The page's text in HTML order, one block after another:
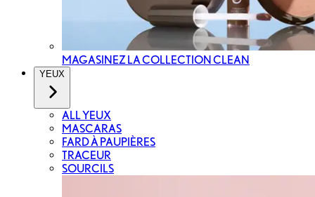
MAGASINEZ LA COLLECTION CLEAN
YEUX
ALL YEUX
MASCARAS
FARD À PAUPIÈRES
TRACEUR
SOURCILS